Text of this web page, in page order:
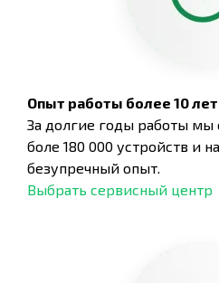
Опыт работы более 10 лет
За долгие годы работы
боле 180 000 устройств и
безупречный опыт.
Выбрать сервисный центр